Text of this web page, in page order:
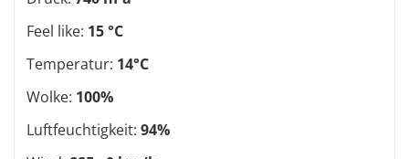
Feel like: 15 °C
Temperatur: 14°C
Wolke: 100%
Luftfeuchtigkeit: 94%